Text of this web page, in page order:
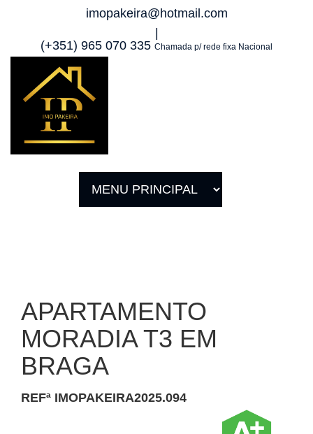
imopakeira@hotmail.com
(+351) 965 070 335 Chamada p/ rede fixa Nacional
APARTAMENTO
MORADIA T3 EM
BRAGA
REFª IMOPAKEIRA2025.094